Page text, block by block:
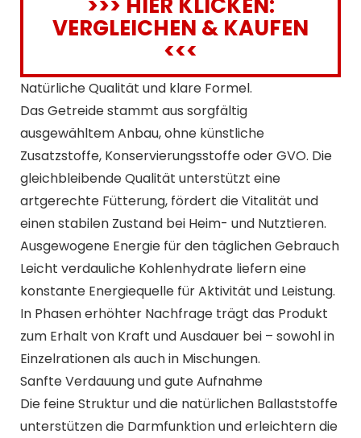
VERGLEICHEN & KAUFEN
<<<
Natürliche Qualität und klare Formel.
Das Getreide stammt aus sorgfältig
ausgewähltem Anbau, ohne künstliche
Zusatzstoffe, Konservierungsstoffe oder GVO. Die
gleichbleibende Qualität unterstützt eine
artgerechte Fütterung, fördert die Vitalität und
einen stabilen Zustand bei Heim- und Nutztieren.
Ausgewogene Energie für den täglichen Gebrauch
Leicht verdauliche Kohlenhydrate liefern eine
konstante Energiequelle für Aktivität und Leistung.
In Phasen erhöhter Nachfrage trägt das Produkt
zum Erhalt von Kraft und Ausdauer bei – sowohl in
Einzelrationen als auch in Mischungen.
Sanfte Verdauung und gute Aufnahme
Die feine Struktur und die natürlichen Ballaststoffe
unterstützen die Darmfunktion und erleichtern die